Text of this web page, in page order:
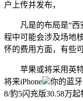
户上传并发布，
凡是的布局是“西安
程中可能会涉及场地
怀的费用方面，有些
苹果或将采用英特
将来iPhone
你的蓝
8/豹5闪充版30.58万